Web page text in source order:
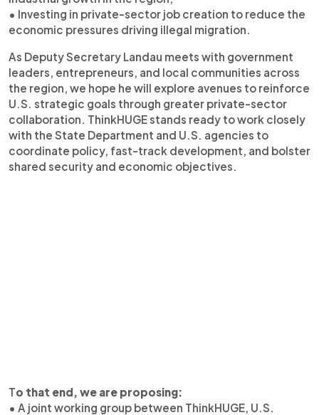
• Investing in private-sector job creation to reduce the
economic pressures driving illegal migration.
As Deputy Secretary Landau meets with government
leaders, entrepreneurs, and local communities across
the region, we hope he will explore avenues to reinforce
U.S. strategic goals through greater private-sector
collaboration. ThinkHUGE stands ready to work closely
with the State Department and U.S. agencies to
coordinate policy, fast-track development, and bolster
shared security and economic objectives.
To that end, we are proposing:
• A joint working group between ThinkHUGE, U.S.